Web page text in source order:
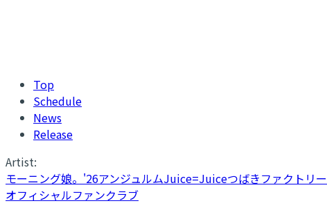
Top
Schedule
News
Release
Artist:
モーニング娘。'26アンジュルムJuice=Juiceつばきファクトリー
オフィシャルファンクラブ